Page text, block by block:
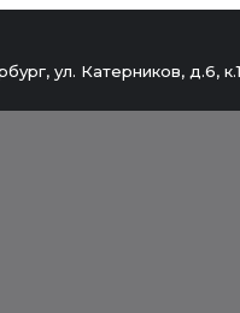
ул. Катерников, д.6, к.1